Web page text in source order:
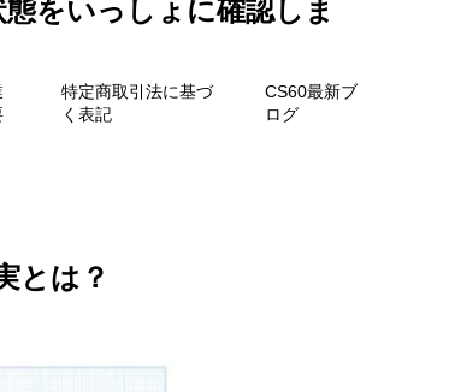
をいっしょに確認しま
特定商取引法に基づ
く表記
CS60最新ブ
ログ
とは？